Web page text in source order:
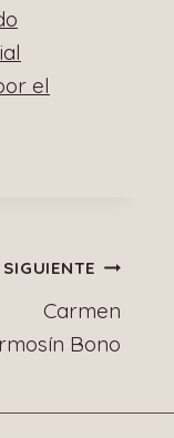
el
SIGUIENTE
Carmen
Bono